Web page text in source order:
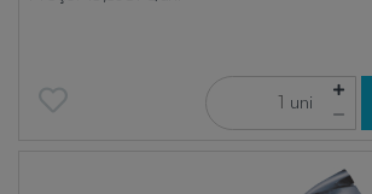
uni